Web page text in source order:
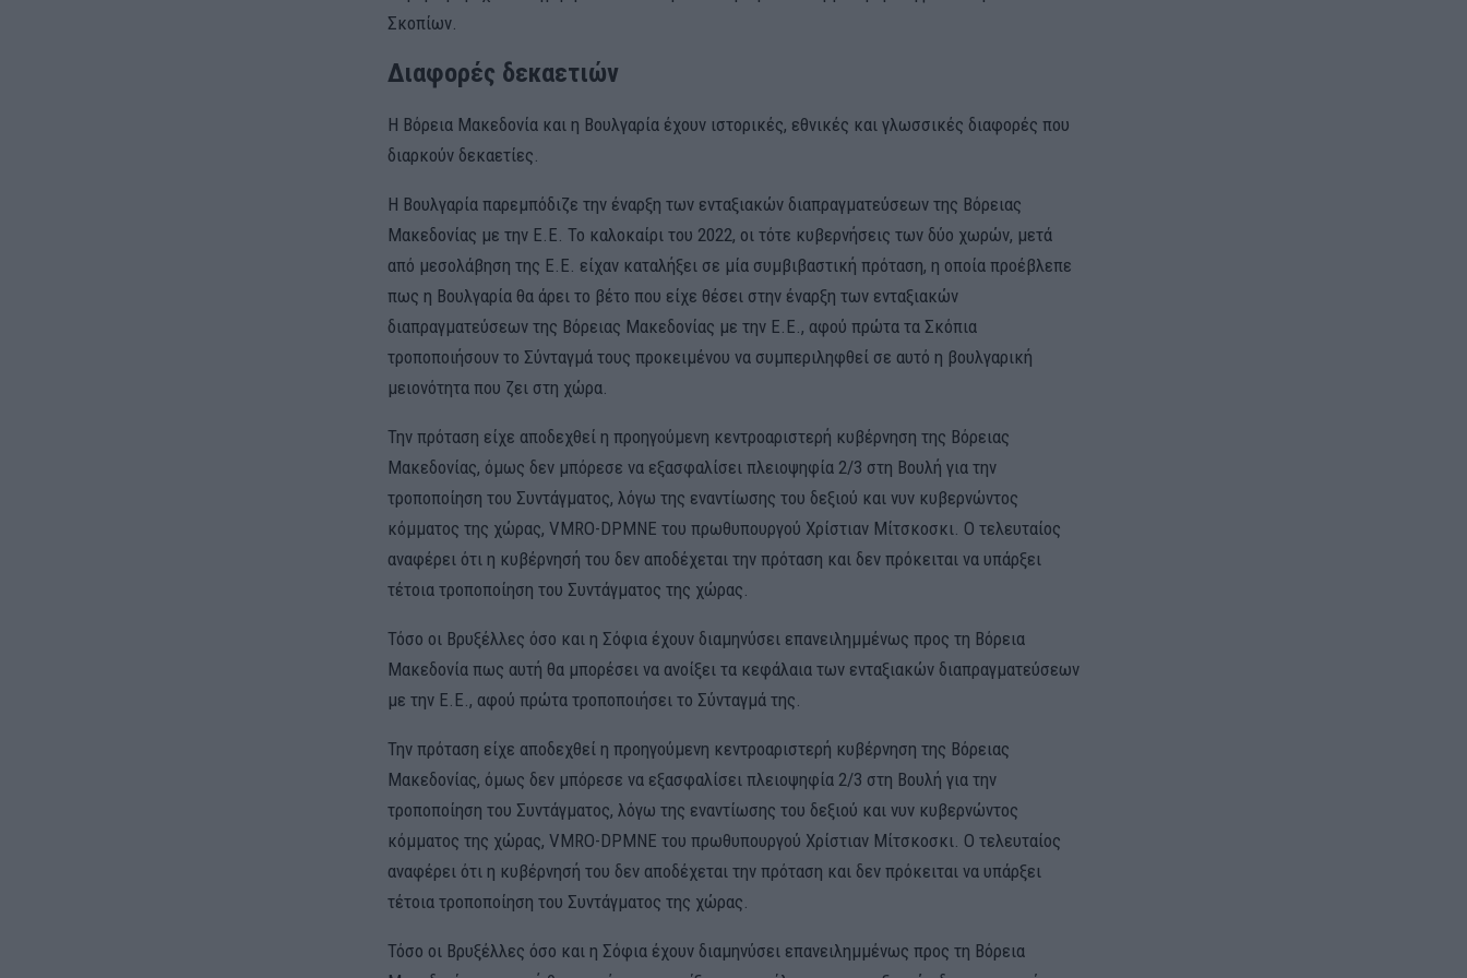
Σκοπίων.
Διαφορές δεκαετιών
Η Βόρεια Μακεδονία και η Βουλγαρία έχουν ιστορικές, εθνικές και γλωσσικές διαφορές που
διαρκούν δεκαετίες.
Η Βουλγαρία παρεμπόδιζε την έναρξη των ενταξιακών διαπραγματεύσεων της Βόρειας
Μακεδονίας με την Ε.Ε. Το καλοκαίρι του 2022, οι τότε κυβερνήσεις των δύο χωρών, μετά
από μεσολάβηση της Ε.Ε. είχαν καταλήξει σε μία συμβιβαστική πρόταση, η οποία προέβλεπε
πως η Βουλγαρία θα άρει το βέτο που είχε θέσει στην έναρξη των ενταξιακών
διαπραγματεύσεων της Βόρειας Μακεδονίας με την Ε.Ε., αφού πρώτα τα Σκόπια
τροποποιήσουν το Σύνταγμά τους προκειμένου να συμπεριληφθεί σε αυτό η βουλγαρική
μειονότητα που ζει στη χώρα.
Την πρόταση είχε αποδεχθεί η προηγούμενη κεντροαριστερή κυβέρνηση της Βόρειας
Μακεδονίας, όμως δεν μπόρεσε να εξασφαλίσει πλειοψηφία 2/3 στη Βουλή για την
τροποποίηση του Συντάγματος, λόγω της εναντίωσης του δεξιού και νυν κυβερνώντος
κόμματος της χώρας, VMRO-DPMNE του πρωθυπουργού Χρίστιαν Μίτσκοσκι. Ο τελευταίος
αναφέρει ότι η κυβέρνησή του δεν αποδέχεται την πρόταση και δεν πρόκειται να υπάρξει
τέτοια τροποποίηση του Συντάγματος της χώρας.
Τόσο οι Βρυξέλλες όσο και η Σόφια έχουν διαμηνύσει επανειλημμένως προς τη Βόρεια
Μακεδονία πως αυτή θα μπορέσει να ανοίξει τα κεφάλαια των ενταξιακών διαπραγματεύσεων
με την Ε.Ε., αφού πρώτα τροποποιήσει το Σύνταγμά της.
Την πρόταση είχε αποδεχθεί η προηγούμενη κεντροαριστερή κυβέρνηση της Βόρειας
Μακεδονίας, όμως δεν μπόρεσε να εξασφαλίσει πλειοψηφία 2/3 στη Βουλή για την
τροποποίηση του Συντάγματος, λόγω της εναντίωσης του δεξιού και νυν κυβερνώντος
κόμματος της χώρας, VMRO-DPMNE του πρωθυπουργού Χρίστιαν Μίτσκοσκι. Ο τελευταίος
αναφέρει ότι η κυβέρνησή του δεν αποδέχεται την πρόταση και δεν πρόκειται να υπάρξει
τέτοια τροποποίηση του Συντάγματος της χώρας.
Τόσο οι Βρυξέλλες όσο και η Σόφια έχουν διαμηνύσει επανειλημμένως προς τη Βόρεια